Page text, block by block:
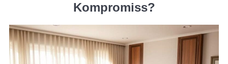
Kompromiss?